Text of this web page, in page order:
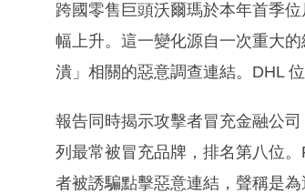
跨國零售巨頭沃爾瑪於本年首季
幅上升。這一變化源自一次重大
潰」相關的惡意調查連結。DHL
報告同時揭示攻擊者冒充金融公
列最常被冒充品牌，排名第八位
者被誘騙點擊惡意連結，聲稱是